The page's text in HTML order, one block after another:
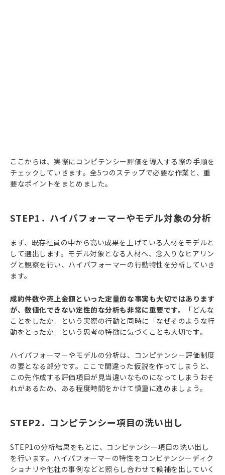
ここからは、実際にコンピテンシー評価を導入する際の手順を
チェックしていきます。全5つのステップで必要な作業と、重
要なポイントをまとめました。
STEP1．ハイパフォーマーやモデル対象の分析
まず、既存社員の中から高い成果を上げている人材をモデルと
して選出します。モデル対象となる人材へ、念入りなヒアリン
グと観察を行い、ハイパフォーマーの行動特性を分析していき
ます。
成約件数や売上金額といった定量的な事実も大切ではあります
が、数値化できない定性的な分析も非常に重要です。
「どんな
ことをしたか」という実際の行動と同時に「なぜそのような行
動をとったか」という思考の特徴に気づくことも大切です。
ハイパフォーマーやモデルの分析は、コンピテンシー評価制度
の要となる部分です。ここで間違った仮説を作ってしまうと、
この先作成する評価項目が見当違いなものになってしまうおそ
れがあるため、ある程度時間をかけて慎重に進めましょう。
STEP2．コンピテンシー項目の洗い出し
STEP1の分析結果をもとに、コンピテンシー項目の洗い出し
を行います。ハイパフォーマーの特性をコンピテンシーディク
ショナリや他社の事例などと照らし合わせて候補を出していく